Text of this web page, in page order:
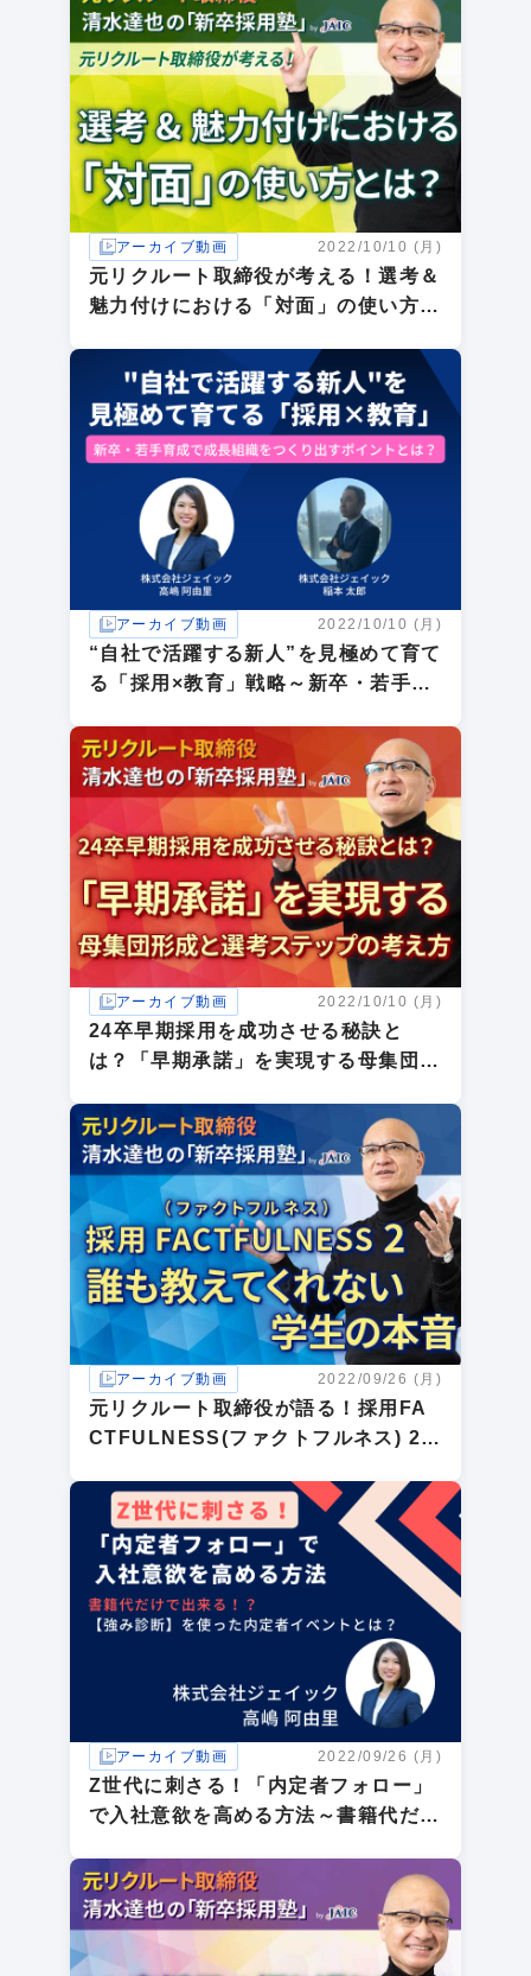
アーカイブ動画 2022/10/10 (月)
元リクルート取締役が考える！選考＆
魅力付けにおける「対面」の使い方と
アーカイブ動画 2022/10/10 (月)
“自社で活躍する新人”を見極めて育て
る「採用×教育」戦略～新卒・若手採
は？～
アーカイブ動画 2022/10/10 (月)
24卒早期採用を成功させる秘訣と
は？「早期承諾」を実現する母集団形
アーカイブ動画 2022/09/26 (月)
元リクルート取締役が語る！採用FA
CTFULNESS(ファクトフルネス) 2
アーカイブ動画 2022/09/26 (月)
Z世代に刺さる！「内定者フォロー」
で入社意欲を高める方法～書籍代だけ
定者イベントとは？～